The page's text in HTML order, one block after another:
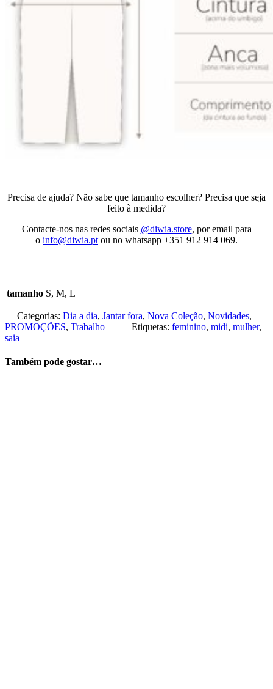
Precisa de ajuda? Não sabe que tamanho escolher? Precisa que seja
feito à medida?
Contacte-nos nas redes sociais @diwia.store, por email para
o info@diwia.pt ou no whatsapp +351 912 914 069.
tamanho S, M, L
Categorias: Dia a dia, Jantar fora, Nova Coleção, Novidades,
PROMOÇÕES, Trabalho Etiquetas: feminino, midi, mulher,
saia
Também pode gostar…